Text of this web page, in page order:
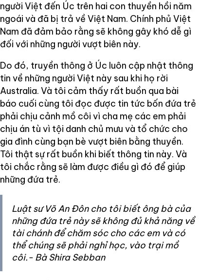
người Việt đến Úc trên hai con thuyền hồi năm
ngoái và đã bị trả về Việt Nam. Chính phủ Việt
Nam đã đảm bảo rằng sẽ không gây khó dễ gì
đối với những người vượt biên này.
Do đó, truyền thông ở Úc luôn cập nhật thông
tin về những người Việt này sau khi họ rời
Australia. Và tôi cảm thấy rất buồn qua bài
báo cuối cùng tôi đọc được tin tức bốn đứa trẻ
phải chịu cảnh mồ côi vì cha mẹ các em phải
chịu án tù vì tội danh chủ mưu và tổ chức cho
gia đình cùng bạn bè vượt biên bằng thuyền.
Tôi thật sự rất buồn khi biết thông tin này. Và
tôi chắc rằng sẽ làm được điều gì đó để giúp
những đứa trẻ.
Luật sư Võ An Đôn cho tôi biết ông bà của
những đứa trẻ này sẽ không đủ khả năng về
tài chánh để chăm sóc cho các em và có
thể chúng sẽ phải nghỉ học, vào trại mồ
côi.- Bà Shira Sebban